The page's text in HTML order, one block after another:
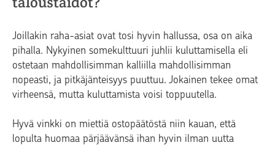
Joillakin raha-asiat ovat tosi hyvin hallussa, osa on aika
pihalla. Nykyinen somekulttuuri juhlii kuluttamisella eli
ostetaan mahdollisimman kalliilla mahdollisimman
nopeasti, ja pitkäjänteisyys puuttuu. Jokainen tekee omat
virheensä, mutta kuluttamista voisi toppuutella.
Hyvä vinkki on miettiä ostopäätöstä niin kauan, että
lopulta huomaa pärjäävänsä ihan hyvin ilman uutta